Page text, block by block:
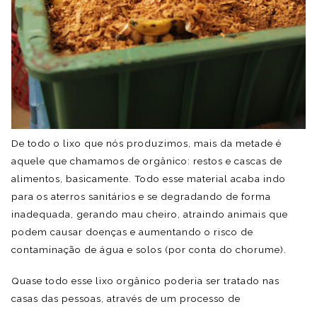
De todo o lixo que nós produzimos, mais da metade é
aquele que chamamos de orgânico: restos e cascas de
alimentos, basicamente. Todo esse material acaba indo
para os aterros sanitários e se degradando de forma
inadequada, gerando mau cheiro, atraindo animais que
podem causar doenças e aumentando o risco de
contaminação de água e solos (por conta do chorume).
Quase todo esse lixo orgânico poderia ser tratado nas
casas das pessoas, através de um processo de